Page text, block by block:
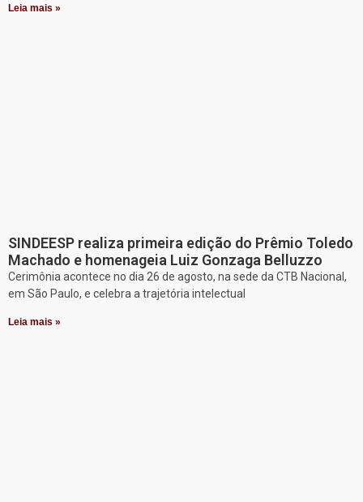
Leia mais »
SINDEESP realiza primeira edição do Prêmio Toledo
Machado e homenageia Luiz Gonzaga Belluzzo
Cerimônia acontece no dia 26 de agosto, na sede da CTB Nacional,
em São Paulo, e celebra a trajetória intelectual
Leia mais »